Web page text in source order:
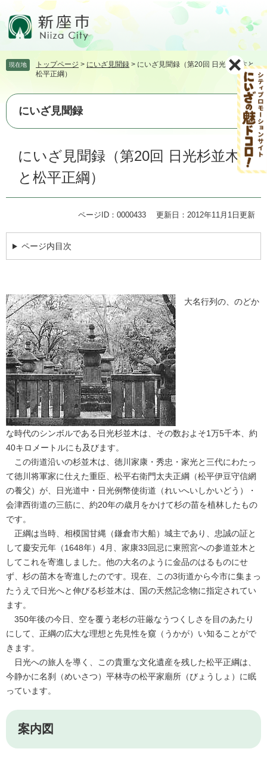
頭
す。
飛
て
本
現在地 トップページ > にいざ見聞録 > にいざ見聞録（第20回 日光杉並木と
松平正綱）
にいざ見聞録
にいざ見聞録（第20回 日光杉並木
と松平正綱）
ページID：0000433 更新日：2012年11月1日更新
ページ内目次
大名行列の、のどか
な時代のシンボルである日光杉並木は、その数およそ1万5千本、約
40キロメートルにも及びます。
この街道沿いの杉並木は、徳川家康・秀忠・家光と三代にわたっ
て徳川将軍家に仕えた重臣、松平右衛門太夫正綱（松平伊豆守信網
の養父）が、日光道中・日光例幣使街道（れいへいしかいどう）・
会津西街道の三筋に、約20年の歳月をかけて杉の苗を植林したもの
です。
正綱は当時、相模国甘縄（鎌倉市大船）城主であり、忠誠の証と
して慶安元年（1648年）4月、家康33回忌に東照宮への参道並木と
してこれを寄進しました。他の大名のように金品のはるものにせ
ず、杉の苗木を寄進したのです。現在、この3街道から今市に集まっ
たうえで日光へと伸びる杉並木は、国の天然記念物に指定されてい
ます。
350年後の今日、空を覆う老杉の荘厳なうつくしさを目のあたり
にして、正綱の広大な理想と先見性を窺（うかが）い知ることがで
きます。
日光への旅人を導く、この貴重な文化遺産を残した松平正綱は、
今静かに名刹（めいさつ）平林寺の松平家廟所（びょうしょ）に眠
っています。
案内図